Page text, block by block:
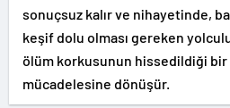
sonuçsuz kalır ve nihayetinde,
keşif dolu olması gereken
ölüm korkusunun hissedildiği bir
mücadelesine dönüşür.